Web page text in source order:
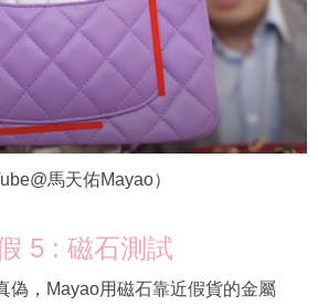
馬天佑Mayao）
5 : 磁石測試
偽，Mayao用磁石靠近假貨的金屬